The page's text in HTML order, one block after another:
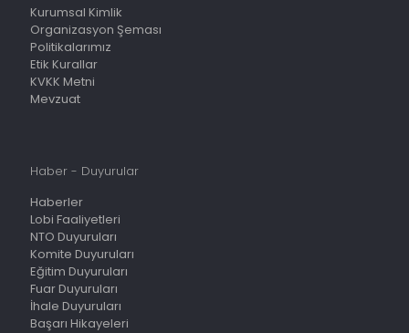
Kurumsal Kimlik
Organizasyon Şeması
Politikalarımız
Etik Kurallar
KVKK Metni
Mevzuat
Haber - Duyurular
Haberler
Lobi Faaliyetleri
NTO Duyuruları
Komite Duyuruları
Eğitim Duyuruları
Fuar Duyuruları
İhale Duyuruları
Başarı Hikayeleri